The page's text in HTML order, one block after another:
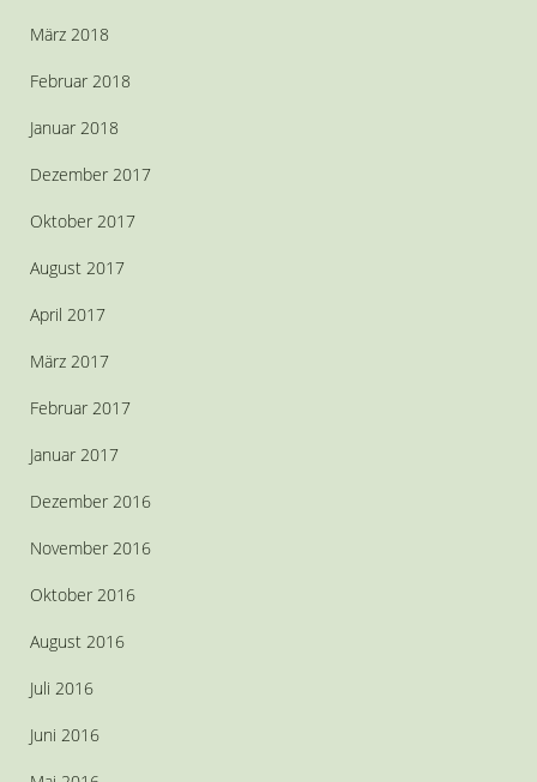
März 2018
Februar 2018
Januar 2018
Dezember 2017
Oktober 2017
August 2017
April 2017
März 2017
Februar 2017
Januar 2017
Dezember 2016
November 2016
Oktober 2016
August 2016
Juli 2016
Juni 2016